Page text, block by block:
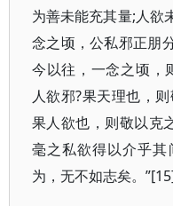
为善未能充其量;人欲
念之顷，公私邪正朋
今以往，一念之顷，
人欲邪?果天理也，
果人欲也，则敬以克
毫之私欲得以介乎
为，无不如志矣。